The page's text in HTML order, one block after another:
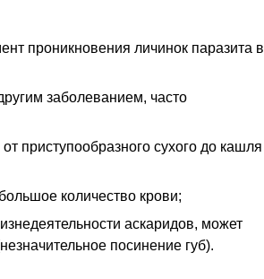
проникновения личинок паразита в
заболеванием, часто
приступообразного сухого до кашля
количество крови;
аскаридов, может
посинение губ).